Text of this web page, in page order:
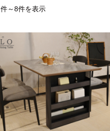
生活感を隠せるレンジ台
オープンタイプ
ダストボックス収納可能
キッチンボード（食
【GRANNER2】テレビ
【LASCO】カウンター下
【LASCO】ワードローブ
【LASCO】スリムラッ
【VALO】ダイニングテ
1人掛けソファー
2.5人掛けソファー
3人掛けソファー
L型ソファー
シェーズロングソファー
チェスト
下駄箱・シューズボック
チェア
こたつ布団
【標準幅】リアシートテ
調理器具をスマート
～8件を表示